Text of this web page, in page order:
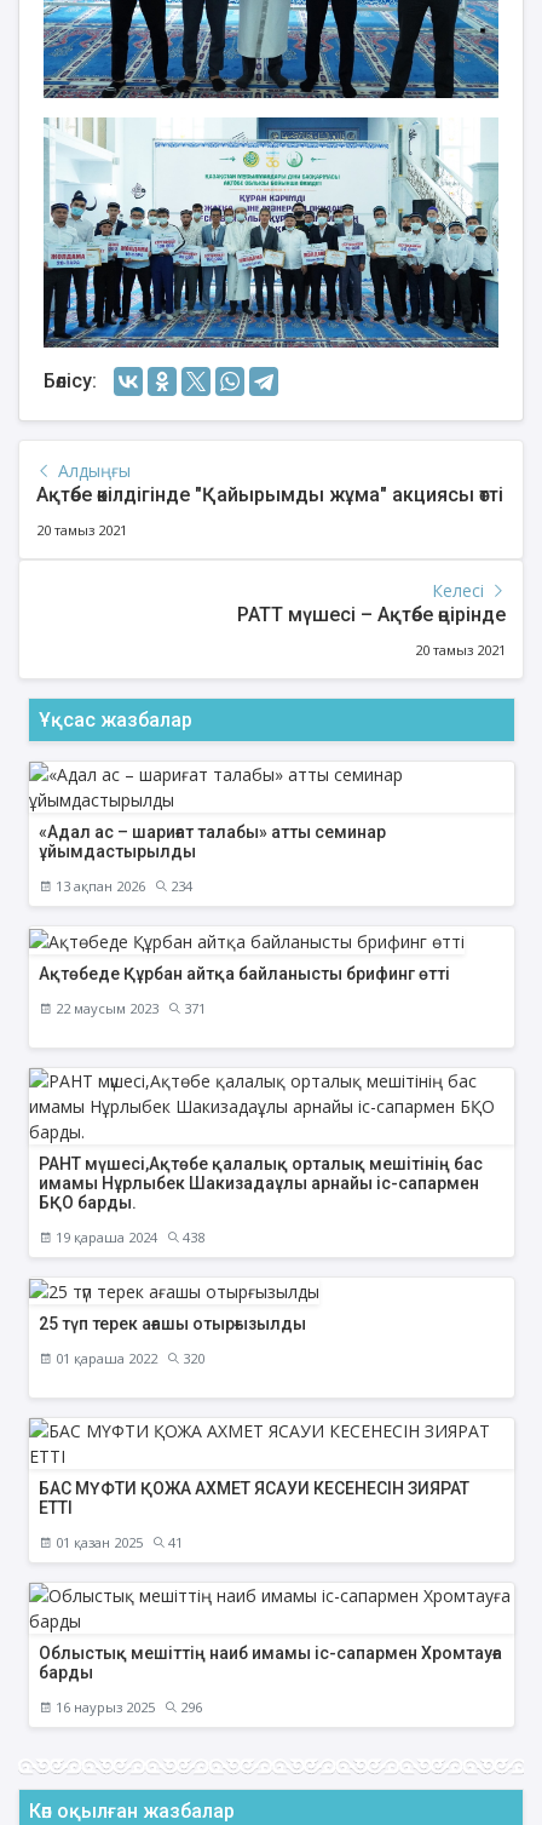
Бөлісу:
Алдыңғы
Ақтөбе өкілдігінде "Қайырымды жұма" акциясы өтті
20 тамыз 2021
Келесі
РАТТ мүшесі – Ақтөбе өңірінде
20 тамыз 2021
Ұқсас жазбалар
«Адал ас – шариғат талабы» атты семинар
ұйымдастырылды
13 ақпан 2026 234
Ақтөбеде Құрбан айтқа байланысты брифинг өтті
22 маусым 2023 371
РАНТ мүшесі,Ақтөбе қалалық орталық мешітінің бас
имамы Нұрлыбек Шакизадаұлы арнайы іс-сапармен
БҚО барды.
19 қараша 2024 438
25 түп терек ағашы отырғызылды
01 қараша 2022 320
БАС МҮФТИ ҚОЖА АХМЕТ ЯСАУИ КЕСЕНЕСІН ЗИЯРАТ
ЕТТІ
01 қазан 2025 41
Облыстық мешіттің наиб имамы іс-сапармен Хромтауға
барды
16 наурыз 2025 296
Көп оқылған жазбалар